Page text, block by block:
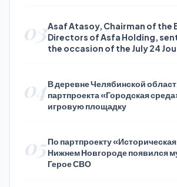
03Asaf Atasoy, Chairman of the
Directors of Asfa Holding,
the occasion of the July 24
04В деревне Челябинской
партпроекта «Городская
игровую площадку
05По партпроекту
Нижнем Новгороде появился
Герое СВО